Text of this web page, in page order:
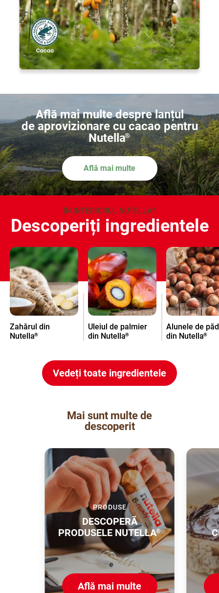
Află mai multe despre lanțul
de aprovizionare cu cacao pentru
Nutella®
Află mai multe
ÎN INTERIORUL NUTELLA®
Descoperiți ingredientele
Zahărul din
Nutella®
Uleiul de palmier
din Nutella®
Alunele de
din Nutella®
Vedeți toate ingredientele
Mai sunt multe de
descoperit
PRODUSE
DESCOPERĂ
PRODUSELE NUTELLA®
Află mai multe